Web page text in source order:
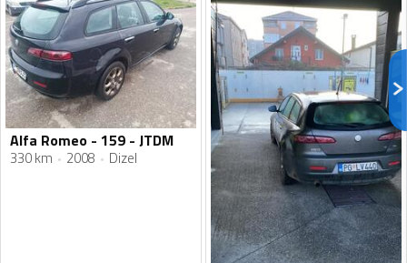
Alfa Romeo - 159 - JTDM
330 km 2008 Dizel